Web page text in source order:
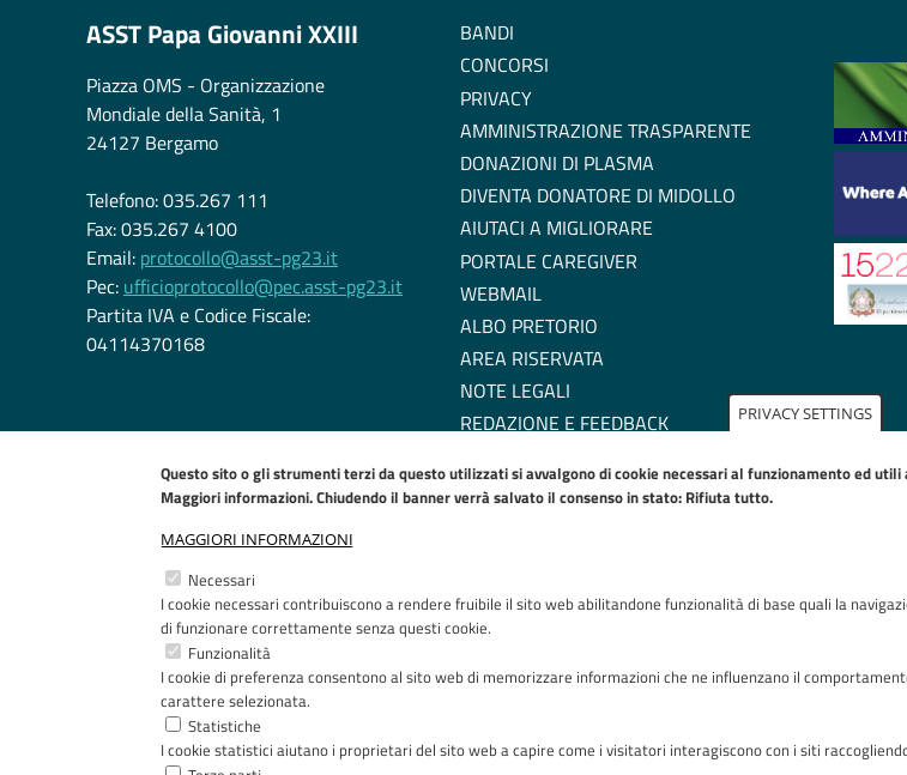
PRIVACY SETTINGS
Questo sito o gli strumenti terzi da questo utilizzati si avvalgono di cookie necessari al funzionamento ed
Maggiori informazioni. Chiudendo il banner verrà salvato il consenso in stato: Rifiuta tutto.
MAGGIORI INFORMAZIONI
Necessari
I cookie necessari contribuiscono a rendere fruibile il sito web abilitandone funzionalità di base quali la
di funzionare correttamente senza questi cookie.
Funzionalità
I cookie di preferenza consentono al sito web di memorizzare informazioni che ne influenzano il
carattere selezionata.
Statistiche
I cookie statistici aiutano i proprietari del sito web a capire come i visitatori interagiscono con i siti
ASST Papa Giovanni XXIII
Piazza OMS - Organizzazione
Mondiale della Sanità, 1
24127 Bergamo
Telefono: 035.267 111
Fax: 035.267 4100
Email: protocollo@asst-pg23.it
Pec: ufficioprotocollo@pec.asst-pg23.it
Partita IVA e Codice Fiscale:
04114370168
BANDI
CONCORSI
PRIVACY
AMMINISTRAZIONE TRASPARENTE
DONAZIONI DI PLASMA
DIVENTA DONATORE DI MIDOLLO
AIUTACI A MIGLIORARE
PORTALE CAREGIVER
WEBMAIL
ALBO PRETORIO
AREA RISERVATA
NOTE LEGALI
REDAZIONE E FEEDBACK
EU COOKIE POLICY
Riconoscimenti